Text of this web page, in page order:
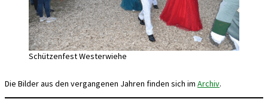
Schützenfest Westerwiehe
Die Bilder aus den vergangenen Jahren finden sich im Archiv.